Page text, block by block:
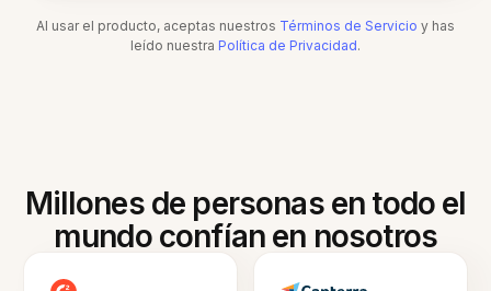
Al usar el producto, aceptas nuestros Términos de Servicio y has
leído nuestra Política de Privacidad.
Millones de personas en todo el
mundo confían en nosotros